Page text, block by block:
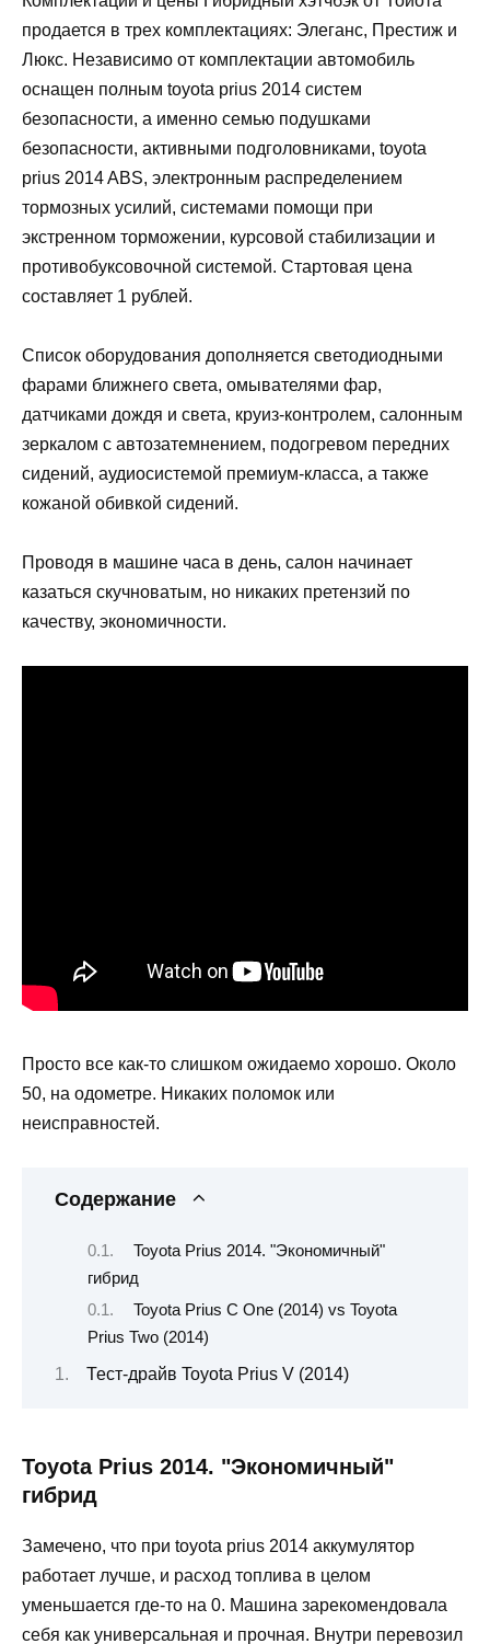
продается в трех комплектациях: Элеганс, Престиж и
Люкс. Независимо от комплектации автомобиль
оснащен полным toyota prius 2014 систем
безопасности, а именно семью подушками
безопасности, активными подголовниками, toyota
prius 2014 ABS, электронным распределением
тормозных усилий, системами помощи при
экстренном торможении, курсовой стабилизации и
противобуксовочной системой. Стартовая цена
составляет 1 рублей.
Список оборудования дополняется светодиодными
фарами ближнего света, омывателями фар,
датчиками дождя и света, круиз-контролем, салонным
зеркалом с автозатемнением, подогревом передних
сидений, аудиосистемой премиум-класса, а также
кожаной обивкой сидений.
Проводя в машине часа в день, салон начинает
казаться скучноватым, но никаких претензий по
качеству, экономичности.
Просто все как-то слишком ожидаемо хорошо. Около
50, на одометре. Никаких поломок или
неисправностей.
Содержание
Toyota Prius 2014. "Экономичный"
гибрид
Toyota Prius C One (2014) vs Toyota
Prius Two (2014)
Тест-драйв Toyota Prius V (2014)
Toyota Prius 2014. "Экономичный"
гибрид
Замечено, что при toyota prius 2014 аккумулятор
работает лучше, и расход топлива в целом
уменьшается где-то на 0. Машина зарекомендовала
себя как универсальная и прочная. Внутри перевозил